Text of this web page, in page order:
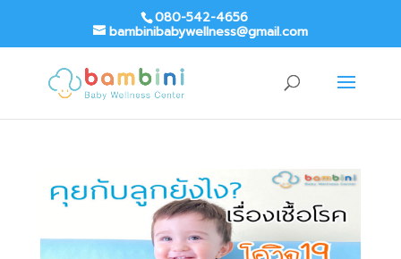
080-542-4656
bambinibabywellness@gmail.com